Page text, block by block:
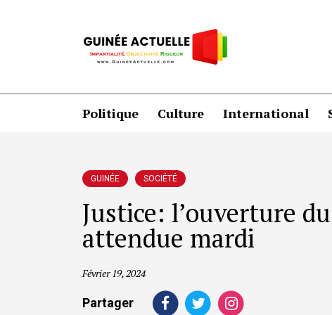
Politique Culture International
GUINÉE SOCIÉTÉ
Justice: l’ouverture
attendue mardi
Février 19, 2024
Partager